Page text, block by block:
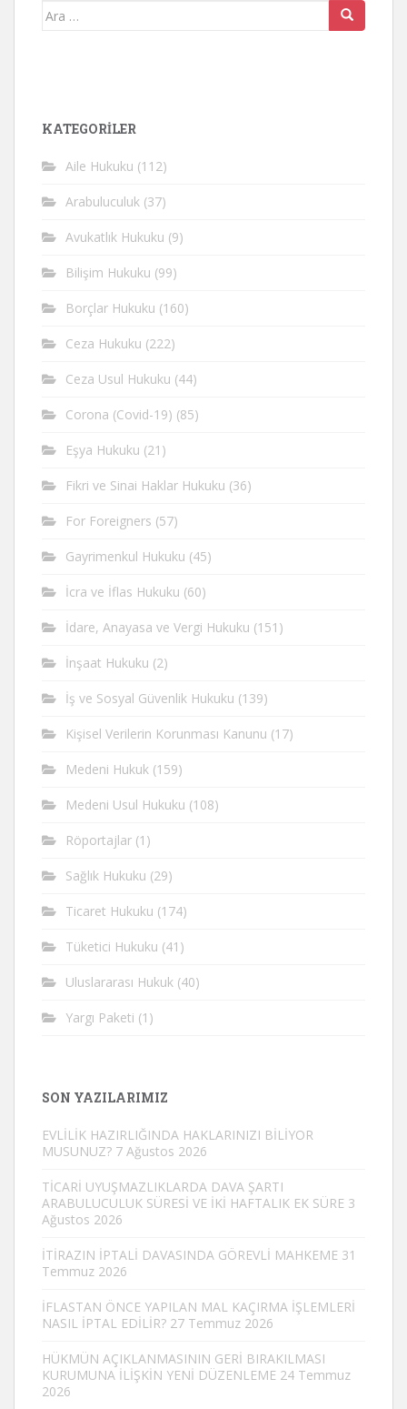
Arama
KATEGORİLER
Aile Hukuku (112)
Arabuluculuk (37)
Avukatlık Hukuku (9)
Bilişim Hukuku (99)
Borçlar Hukuku (160)
Ceza Hukuku (222)
Ceza Usul Hukuku (44)
Corona (Covid-19) (85)
Eşya Hukuku (21)
Fikri ve Sinai Haklar Hukuku (36)
For Foreigners (57)
Gayrimenkul Hukuku (45)
İcra ve İflas Hukuku (60)
İdare, Anayasa ve Vergi Hukuku (151)
İnşaat Hukuku (2)
İş ve Sosyal Güvenlik Hukuku (139)
Kişisel Verilerin Korunması Kanunu (17)
Medeni Hukuk (159)
Medeni Usul Hukuku (108)
Röportajlar (1)
Sağlık Hukuku (29)
Ticaret Hukuku (174)
Tüketici Hukuku (41)
Uluslararası Hukuk (40)
Yargı Paketi (1)
SON YAZILARIMIZ
EVLİLİK HAZIRLIĞINDA HAKLARINIZI BİLİYOR
MUSUNUZ? 7 Ağustos 2026
TİCARİ UYUŞMAZLIKLARDA DAVA ŞARTI
ARABULUCULUK SÜRESİ VE İKİ HAFTALIK EK SÜRE 3
Ağustos 2026
İTİRAZIN İPTALİ DAVASINDA GÖREVLİ MAHKEME 31
Temmuz 2026
İFLASTAN ÖNCE YAPILAN MAL KAÇIRMA İŞLEMLERİ
NASIL İPTAL EDİLİR? 27 Temmuz 2026
HÜKMÜN AÇIKLANMASININ GERİ BIRAKILMASI
KURUMUNA İLİŞKİN YENİ DÜZENLEME 24 Temmuz
2026